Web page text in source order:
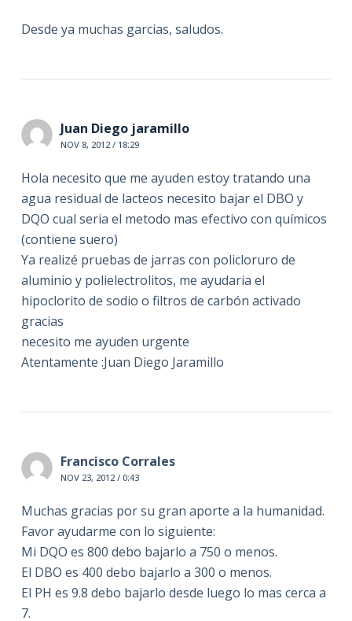
Desde ya muchas garcias, saludos.
Juan Diego jaramillo
NOV 8, 2012 / 18:29
Hola necesito que me ayuden estoy tratando una
agua residual de lacteos necesito bajar el DBO y
DQO cual seria el metodo mas efectivo con químicos
(contiene suero)
Ya realizé pruebas de jarras con policloruro de
aluminio y polielectrolitos, me ayudaria el
hipoclorito de sodio o filtros de carbón activado
gracias
necesito me ayuden urgente
Atentamente :Juan Diego Jaramillo
Francisco Corrales
NOV 23, 2012 / 0:43
Muchas gracias por su gran aporte a la humanidad.
Favor ayudarme con lo siguiente:
Mi DQO es 800 debo bajarlo a 750 o menos.
El DBO es 400 debo bajarlo a 300 o menos.
El PH es 9.8 debo bajarlo desde luego lo mas cerca a
7.